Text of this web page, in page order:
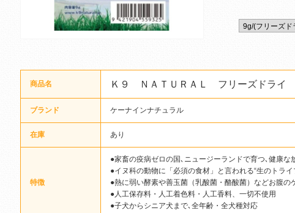
商品名 Ｋ９ ＮＡＴＵＲＡＬ フリーズドライ
ブランド ケーナインナチュラル
在庫 あり
特徴
●家畜の疫病ゼロの国､ニュージーランドで育つ､健康な
●イヌ科の動物に「必須の食材」と言われる“生のトラ
●熱に弱い酵素や善玉菌（乳酸菌・酪酸菌）などお腹の
●人工保存料・人工着色料・人工香料、一切不使用
●子犬からシニア犬まで､全年齢・全犬種対応